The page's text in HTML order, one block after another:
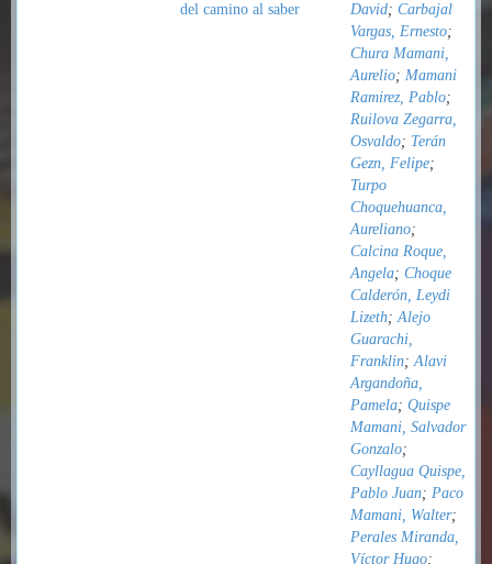
del camino al saber
David; Carbajal
Vargas, Ernesto;
Chura Mamani,
Aurelio; Mamani
Ramirez, Pablo;
Ruilova Zegarra,
Osvaldo; Terán
Gezn, Felipe;
Turpo
Choquehuanca,
Aureliano;
Calcina Roque,
Angela; Choque
Calderón, Leydi
Lizeth;Alejo
Guarachi,
Franklin;Alavi
Argandoña,
Pamela; Quispe
Mamani, Salvador
Gonzalo;
Cayllagua Quispe,
Pablo Juan; Paco
Mamani, Walter;
Perales Miranda,
Víctor Hugo;